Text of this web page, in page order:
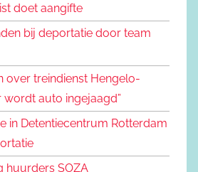
doet aangifte
bij deportatie door team
over treindienst Hengelo-
wordt auto ingejaagd”
in Detentiecentrum Rotterdam
huurders SOZA